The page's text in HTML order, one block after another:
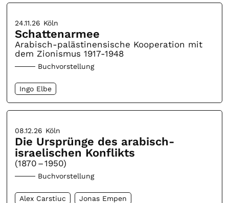
24.11.26 Köln
Schattenarmee
Arabisch-palästinensische Kooperation mit
dem Zionismus 1917-1948
Buchvorstellung
Ingo Elbe
08.12.26 Köln
Die Ursprünge des arabisch-
israelischen Konflikts
(1870 – 1950)
Buchvorstellung
Alex Carstiuc Jonas Empen